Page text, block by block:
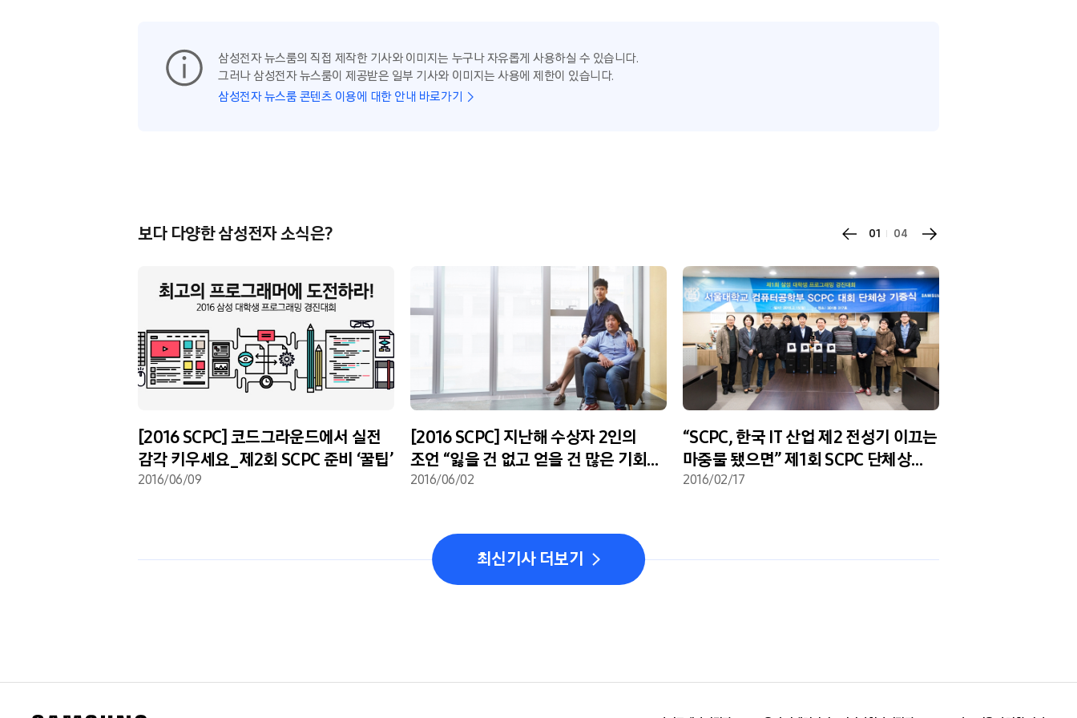
삼성전자 뉴스룸의 직접 제작한 기사와 이미지는 누구나 자유롭게 사용하실 수 있습니다.
그러나 삼성전자 뉴스룸이 제공받은 일부 기사와 이미지는 사용에 제한이 있습니다.
삼성전자 뉴스룸 콘텐츠 이용에 대한 안내 바로가기
보다 다양한 삼성전자 소식은?
[2016 SCPC] 코드그라운드에서 실전
감각 키우세요_제2회 SCPC 준비 ‘꿀팁’
2016/06/09
[2016 SCPC] 지난해 수상자 2인의
조언 “잃을 건 없고 얻을 건 많은 기회…
과감히 도전하세요”
2016/06/02
“SCPC, 한국 IT 산업 제2 전성기 이끄는
마중물 됐으면” 제1회 SCPC 단체상
받은 서울대 컴퓨터공학과 재학생들
2016/02/17
01 04
최신기사 더보기